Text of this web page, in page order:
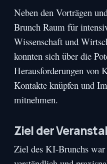
Neben den Vorträgen
Brunch Raum für
Wissenschaft und
konnten sich über die
Herausforderungen von
Kontakte knüpfen und
mitnehmen.
Ziel der
Ziel des KI-Brunchs